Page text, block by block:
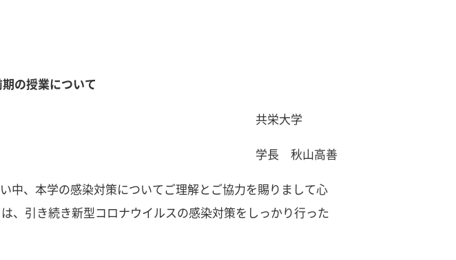
の授業について
共栄大学
学長 秋山高善
、本学の感染対策についてご理解とご協力を賜りまして心
、引き続き新型コロナウイルスの感染対策をしっかり行った